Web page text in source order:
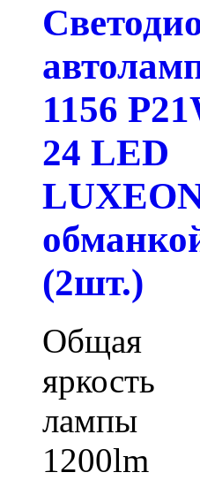
1156
24 LED
(2шт.)
Общая
яркость
лампы
1200lm